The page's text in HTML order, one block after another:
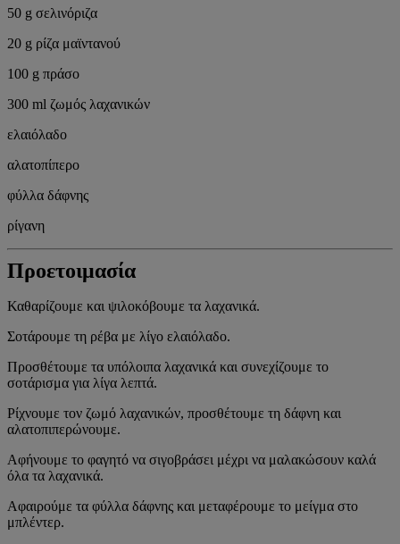
50 g σελινόριζα
20 g ρίζα μαϊντανού
100 g πράσο
300 ml ζωμός λαχανικών
ελαιόλαδο
αλατοπίπερο
φύλλα δάφνης
ρίγανη
Προετοιμασία
Καθαρίζουμε και ψιλοκόβουμε τα λαχανικά.
Σοτάρουμε τη ρέβα με λίγο ελαιόλαδο.
Προσθέτουμε τα υπόλοιπα λαχανικά και συνεχίζουμε το
σοτάρισμα για λίγα λεπτά.
Ρίχνουμε τον ζωμό λαχανικών, προσθέτουμε τη δάφνη και
αλατοπιπερώνουμε.
Αφήνουμε το φαγητό να σιγοβράσει μέχρι να μαλακώσουν καλά
όλα τα λαχανικά.
Αφαιρούμε τα φύλλα δάφνης και μεταφέρουμε το μείγμα στο
μπλέντερ.